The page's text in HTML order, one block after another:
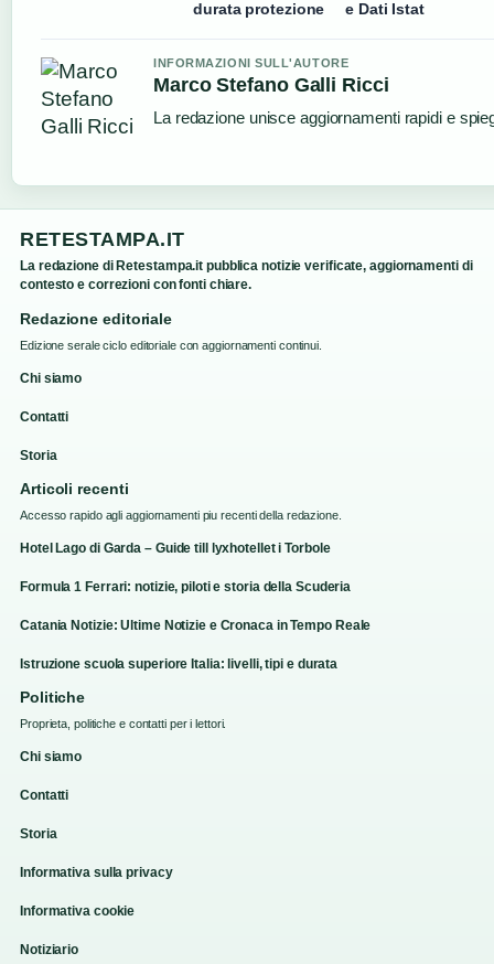
durata protezione
e Dati Istat
INFORMAZIONI SULL'AUTORE
Marco Stefano Galli Ricci
La redazione unisce aggiornamenti rapidi e
RETESTAMPA.IT
La redazione di Retestampa.it pubblica notizie verificate, aggiornamenti di
contesto e correzioni con fonti chiare.
Redazione editoriale
Edizione serale ciclo editoriale con aggiornamenti continui.
Chi siamo
Contatti
Storia
Articoli recenti
Accesso rapido agli aggiornamenti piu recenti della redazione.
Hotel Lago di Garda – Guide till lyxhotellet i Torbole
Formula 1 Ferrari: notizie, piloti e storia della Scuderia
Catania Notizie: Ultime Notizie e Cronaca in Tempo Reale
Istruzione scuola superiore Italia: livelli, tipi e durata
Politiche
Proprieta, politiche e contatti per i lettori.
Chi siamo
Contatti
Storia
Informativa sulla privacy
Informativa cookie
Notiziario